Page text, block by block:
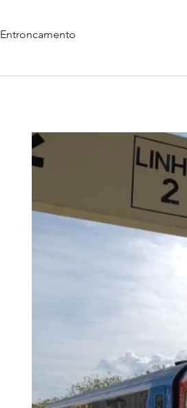
Entroncamento